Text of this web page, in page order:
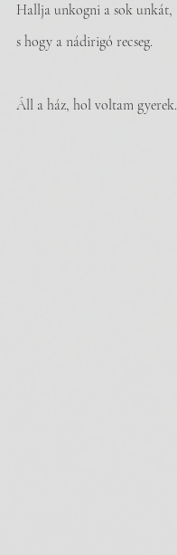
Hallja unkogni a sok unkát,
s hogy a nádirigó recseg.
Áll a ház, hol voltam gyerek.